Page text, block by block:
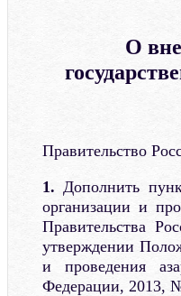
О
Правительство
1. Дополнить
организации и
Правительства
утверждении
и проведения
Федерации, 2013,